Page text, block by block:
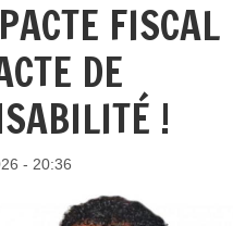
FISCAL
DE
!
- 20:36